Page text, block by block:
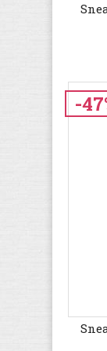
-